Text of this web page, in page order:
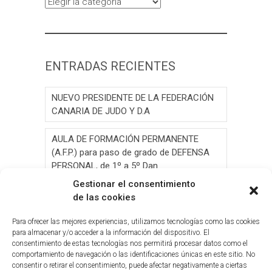
Gestionar el consentimiento
de las cookies
Para ofrecer las mejores experiencias, utilizamos tecnologías como las cookies
para almacenar y/o acceder a la información del dispositivo. El
consentimiento de estas tecnologías nos permitirá procesar datos como el
comportamiento de navegación o las identificaciones únicas en este sitio. No
consentir o retirar el consentimiento, puede afectar negativamente a ciertas
ENTRADAS RECIENTES
NUEVO PRESIDENTE DE LA FEDERACIÓN
CANARIA DE JUDO Y D.A
AULA DE FORMACIÓN PERMANENTE
(A.F.P.) para paso de grado de DEFENSA
PERSONAL, de 1º a 5º Dan.
AULA DE FORMACIÓN PERMANENTE
a 6º Dan y Exámen
Convocatoria de Elecciones 2026